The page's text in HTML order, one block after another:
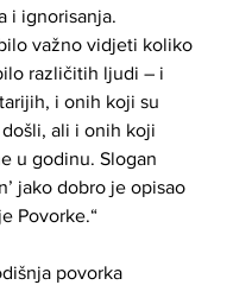
i ignorisanja.
važno vidjeti koliko
različitih ljudi – i
i onih koji su
ali i onih koji
u godinu. Slogan
jako dobro je opisao
Povorke.“
povorka